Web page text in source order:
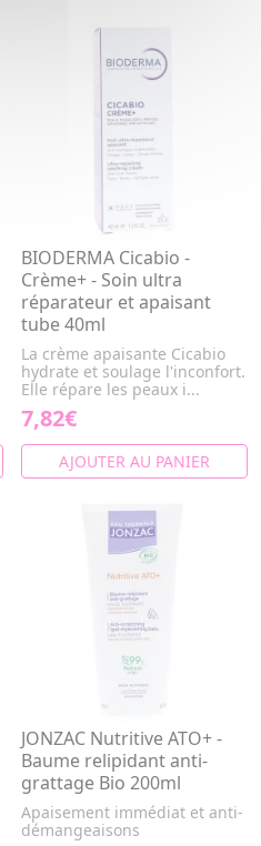
BIODERMA Cicabio -
Crème+ - Soin ultra
réparateur et apaisant
tube 40ml
La crème apaisante Cicabio
hydrate et soulage l'inconfort.
Elle répare les peaux i...
7,82€
AJOUTER AU PANIER
JONZAC Nutritive ATO+ -
Baume relipidant anti-
grattage Bio 200ml
Apaisement immédiat et anti-
démangeaisons